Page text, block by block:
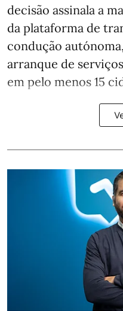
decisão assinala a
da plataforma de
condução
arranque de
em pelo menos 15